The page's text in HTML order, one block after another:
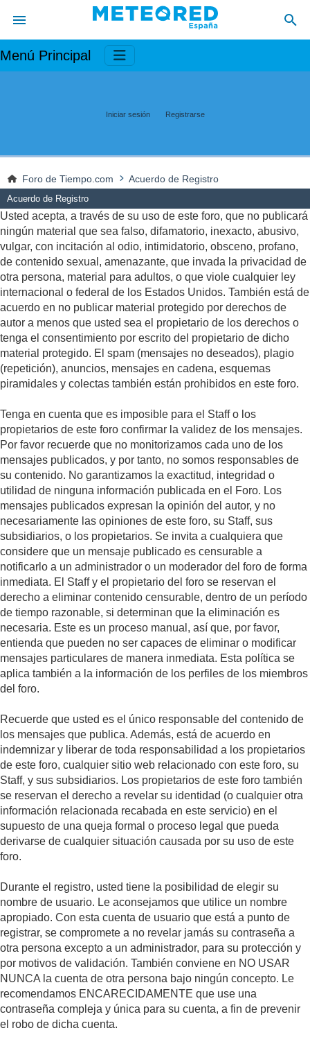
Menú Principal
Iniciar sesión Registrarse
Foro de Tiempo.com Acuerdo de Registro
Acuerdo de Registro
Usted acepta, a través de su uso de este foro, que no publicará
ningún material que sea falso, difamatorio, inexacto, abusivo,
vulgar, con incitación al odio, intimidatorio, obsceno, profano,
de contenido sexual, amenazante, que invada la privacidad de
otra persona, material para adultos, o que viole cualquier ley
internacional o federal de los Estados Unidos. También está de
acuerdo en no publicar material protegido por derechos de
autor a menos que usted sea el propietario de los derechos o
tenga el consentimiento por escrito del propietario de dicho
material protegido. El spam (mensajes no deseados), plagio
(repetición), anuncios, mensajes en cadena, esquemas
piramidales y colectas también están prohibidos en este foro.
Tenga en cuenta que es imposible para el Staff o los
propietarios de este foro confirmar la validez de los mensajes.
Por favor recuerde que no monitorizamos cada uno de los
mensajes publicados, y por tanto, no somos responsables de
su contenido. No garantizamos la exactitud, integridad o
utilidad de ninguna información publicada en el Foro. Los
mensajes publicados expresan la opinión del autor, y no
necesariamente las opiniones de este foro, su Staff, sus
subsidiarios, o los propietarios. Se invita a cualquiera que
considere que un mensaje publicado es censurable a
notificarlo a un administrador o un moderador del foro de forma
inmediata. El Staff y el propietario del foro se reservan el
derecho a eliminar contenido censurable, dentro de un período
de tiempo razonable, si determinan que la eliminación es
necesaria. Este es un proceso manual, así que, por favor,
entienda que pueden no ser capaces de eliminar o modificar
mensajes particulares de manera inmediata. Esta política se
aplica también a la información de los perfiles de los miembros
del foro.
Recuerde que usted es el único responsable del contenido de
los mensajes que publica. Además, está de acuerdo en
indemnizar y liberar de toda responsabilidad a los propietarios
de este foro, cualquier sitio web relacionado con este foro, su
Staff, y sus subsidiarios. Los propietarios de este foro también
se reservan el derecho a revelar su identidad (o cualquier otra
información relacionada recabada en este servicio) en el
supuesto de una queja formal o proceso legal que pueda
derivarse de cualquier situación causada por su uso de este
foro.
Durante el registro, usted tiene la posibilidad de elegir su
nombre de usuario. Le aconsejamos que utilice un nombre
apropiado. Con esta cuenta de usuario que está a punto de
registrar, se compromete a no revelar jamás su contraseña a
otra persona excepto a un administrador, para su protección y
por motivos de validación. También conviene en NO USAR
NUNCA la cuenta de otra persona bajo ningún concepto. Le
recomendamos ENCARECIDAMENTE que use una
contraseña compleja y única para su cuenta, a fin de prevenir
el robo de dicha cuenta.